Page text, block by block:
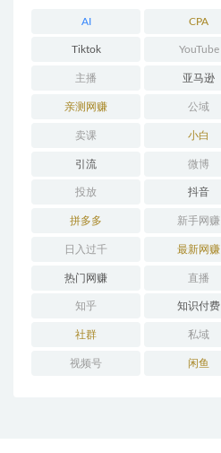
AI CPA
Tiktok YouTube
主播 亚马逊
亲测网赚 公域
卖课 小白
引流 微博
投放 抖音
拼多多 新手网赚
日入过千 最新网赚
热门网赚 直播
知乎 知识付费
社群 私域
视频号 闲鱼